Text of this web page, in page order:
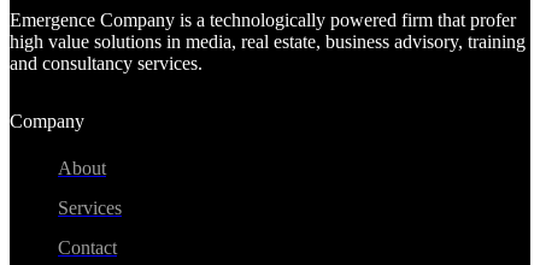
Emergence Company is a technologically powered firm that profer
high value solutions in media, real estate, business advisory, training
and consultancy services.
Company
About
Services
Contact